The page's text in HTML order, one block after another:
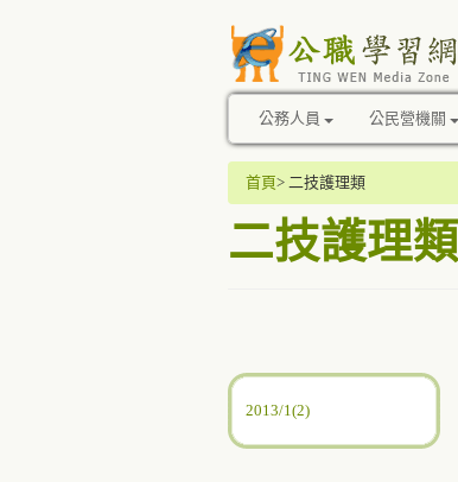
公務人員 公民營機關
首頁> 二技護理類
二技護理類
2013/1(2)